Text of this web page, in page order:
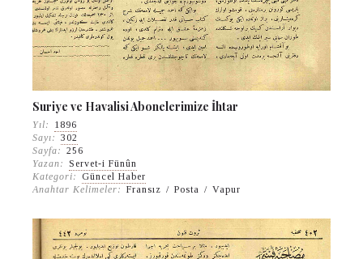
Suriye ve Havalisi Abonelerimize İhtar
Yıl:
1896
Sayı: 302
Sayfa: 256
Yazan: Servet-i Fünûn
Kategori:
Güncel Haber
Anahtar Kelimeler: Fransız / Posta / Vapur